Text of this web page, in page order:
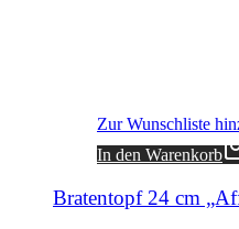
Zur Wunschliste
In den Warenkorb
Bratentopf 24 cm